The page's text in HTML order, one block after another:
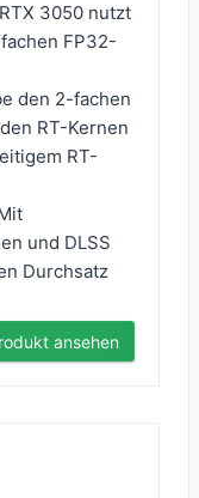
3050 nutzt
FP32-
den 2-fachen
RT-Kernen
RT-
und DLSS
Durchsatz
ansehen